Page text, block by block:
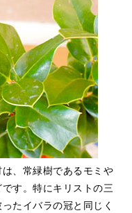
、常緑樹であるモミや
す。特にキリストの三
たイバラの冠と同じく